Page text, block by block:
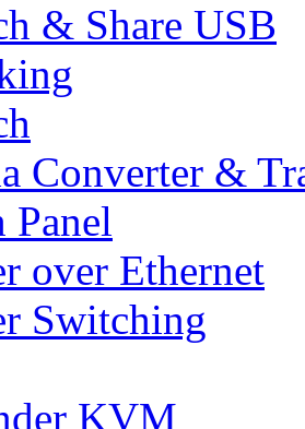
& Share USB
Converter &
Panel
over Ethernet
Switching
KVM